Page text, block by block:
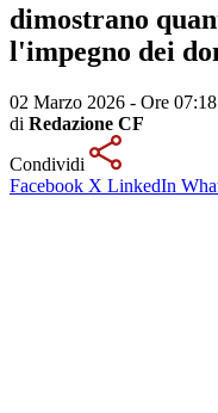
dimostrano
l'impegno dei
02 Marzo 2026 - Ore 07:18
di Redazione CF
Condividi
Facebook X LinkedIn